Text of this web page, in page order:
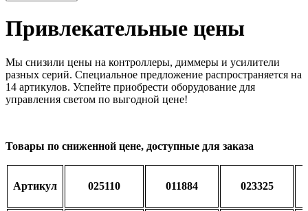
Привлекательные цены
Мы снизили цены на контроллеры, диммеры и усилители
разных серий. Специальное предложение распространяется на
14 артикулов. Успейте приобрести оборудование для
управления светом по выгодной цене!
Товары по сниженной цене, доступные для заказа
Артикул 025110 011884 023325